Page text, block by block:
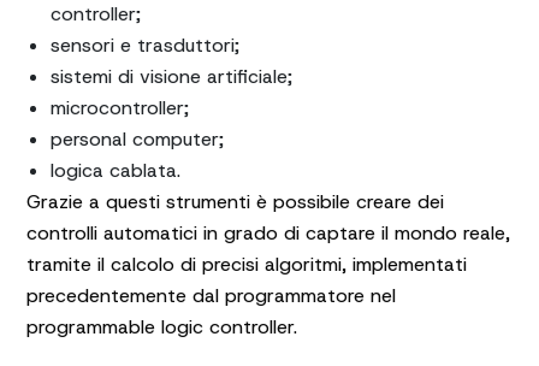
controller;
sensori e trasduttori;
sistemi di visione artificiale;
microcontroller;
personal computer;
logica cablata.
Grazie a questi strumenti è possibile creare dei
controlli automatici in grado di captare il mondo reale,
tramite il calcolo di precisi algoritmi, implementati
precedentemente dal programmatore nel
programmable logic controller.